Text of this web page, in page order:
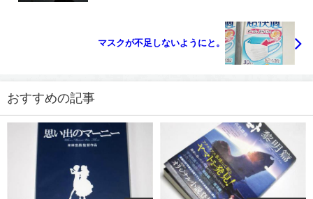
マスクが不足しないようにと。
おすすめの記事